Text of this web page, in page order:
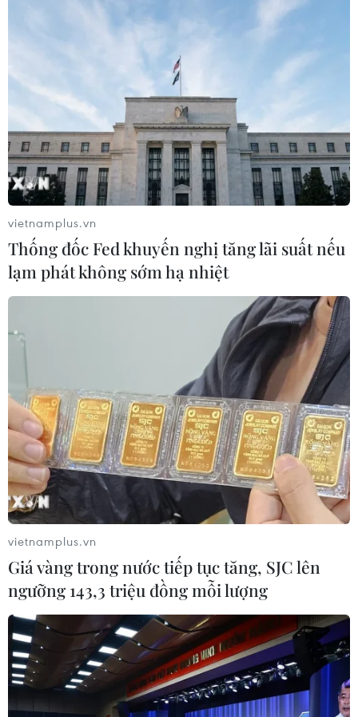
Pháp mở các điểm tắm sông
phục vụ người dân trong mùa Hè
nắng nóng
06/08/2026 03:02
Thành phố Hồ Chí Minh triển khai 8
dự án trạm trung chuyển rác công
nghệ khép kín
06/08/2026 03:01
Sơn La hỗ trợ người dân di dời khỏi
Thời tiết ngày 6/8: Bão số 3 đã di
chuyển ra ngoài Biển Đông
05/08/2026 23:15
Chủ động ứng phó với biến đổi khí
hậu trong thời kỳ mới
05/08/2026 14:57
Gần 40 điểm bị sạt lở đất do mưa lớn
tại Lào Cai
05/08/2026 14:56
vietnamplus.vn
Thống đốc Fed khuyến nghị tăng lãi suất nếu
lạm phát không sớm hạ nhiệt
vietnamplus.vn
Giá vàng trong nước tiếp tục tăng, SJC lên
ngưỡng 143,3 triệu đồng mỗi lượng